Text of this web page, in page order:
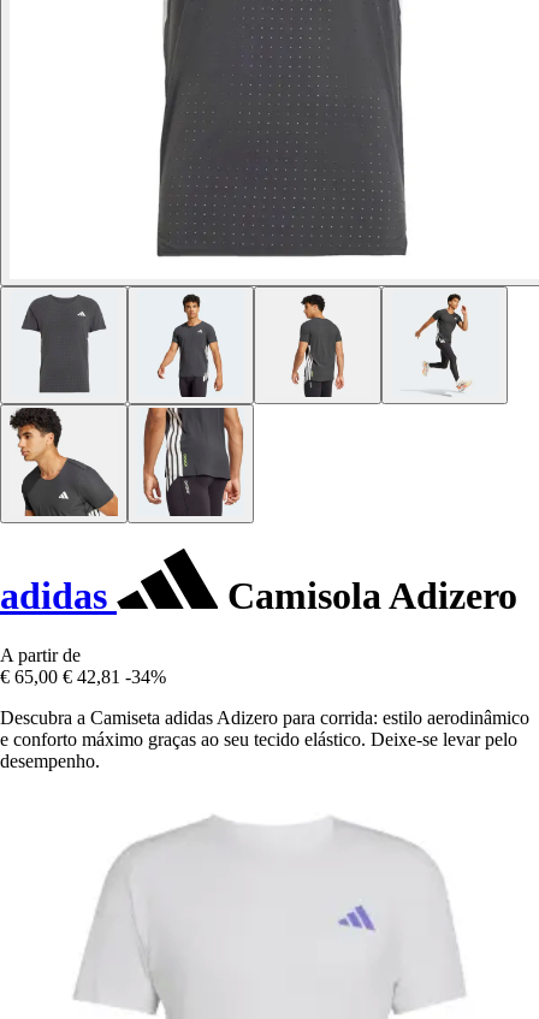
adidas Camisola Adizero
A partir de
€ 65,00 € 42,81 -34%
Descubra a Camiseta adidas Adizero para corrida: estilo aerodinâmico
e conforto máximo graças ao seu tecido elástico. Deixe-se levar pelo
desempenho.